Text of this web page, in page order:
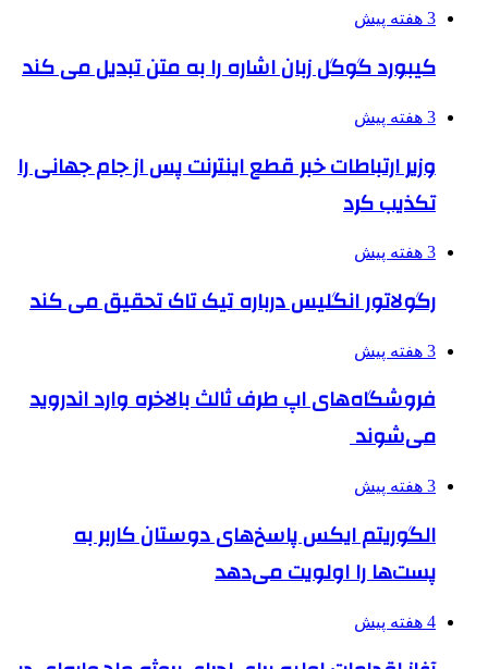
3 هفته پیش
کیبورد گوگل زبان اشاره را به متن تبدیل می کند
3 هفته پیش
وزیر ارتباطات خبر قطع اینترنت پس از جام جهانی را
تکذیب کرد
3 هفته پیش
رگولاتور انگلیس درباره تیک تاک تحقیق می کند
3 هفته پیش
فروشگاه‌های اپ طرف ثالث بالاخره وارد اندروید
می‌شوند
3 هفته پیش
الگوریتم ایکس پاسخ‌های دوستان کاربر به
پست‌ها را اولویت می‌دهد
4 هفته پیش